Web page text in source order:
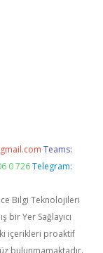
Teams:
0 726 Telegram:
Bilgi Teknolojileri
bir Yer Sağlayıcı
içerikleri proaktif
bulunmamaktadır.